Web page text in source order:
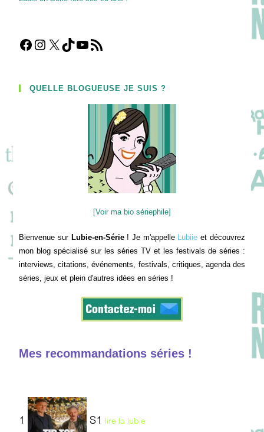
Facebook
Instagram
X TikTokYouTube
Flux RSS
QUELLE BLOGUEUSE JE SUIS ?
[Voir ma bio sériephile]
Bienvenue sur Lubie-en-Série! Je m'appelle Lubiie et découvrez
mon blog spécialisé sur les séries TV et les festivals de séries :
interviews, citations, événements, festivals, critiques, agenda des
séries, jeux et plein d'autres idées en séries !
Mes recommandations séries !
1 S1 lire la lubie